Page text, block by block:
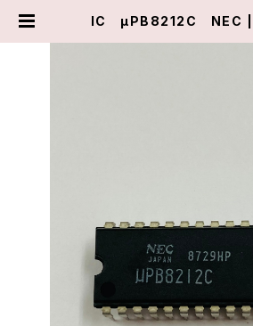
IC μPB8212C NEC |